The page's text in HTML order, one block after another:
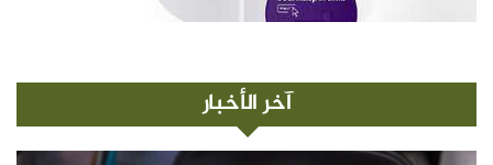
آخر الأخبار